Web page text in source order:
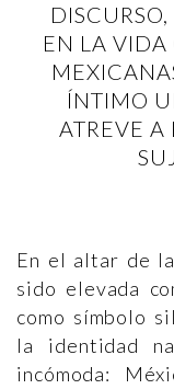
EN LA VIDA
ÍNTIMO
ATREVE A
En el altar de
sido elevada
como símbolo
la identidad
incómoda: